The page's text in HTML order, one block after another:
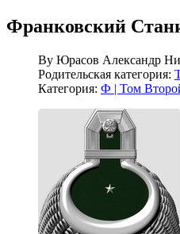
Франковский
By Юрасов Александр
Родительская категория:
Категория: Ф | Том